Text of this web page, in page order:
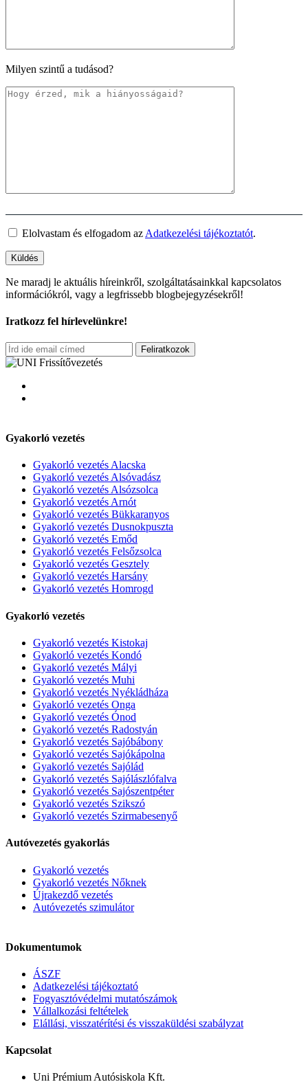
Milyen szintű a tudásod?
Elolvastam és elfogadom az Adatkezelési tájékoztatót.
Ne maradj le aktuális híreinkről, szolgáltatásainkkal kapcsolatos
információkról, vagy a legfrissebb blogbejegyzésekről!
Iratkozz fel hírlevelünkre!
Feliratkozok
Gyakorló vezetés
Gyakorló vezetés Alacska
Gyakorló vezetés Alsóvadász
Gyakorló vezetés Alsózsolca
Gyakorló vezetés Arnót
Gyakorló vezetés Bükkaranyos
Gyakorló vezetés Dusnokpuszta
Gyakorló vezetés Emőd
Gyakorló vezetés Felsőzsolca
Gyakorló vezetés Gesztely
Gyakorló vezetés Harsány
Gyakorló vezetés Homrogd
Gyakorló vezetés
Gyakorló vezetés Kistokaj
Gyakorló vezetés Kondó
Gyakorló vezetés Mályi
Gyakorló vezetés Muhi
Gyakorló vezetés Nyékládháza
Gyakorló vezetés Onga
Gyakorló vezetés Ónod
Gyakorló vezetés Radostyán
Gyakorló vezetés Sajóbábony
Gyakorló vezetés Sajókápolna
Gyakorló vezetés Sajólád
Gyakorló vezetés Sajólászlófalva
Gyakorló vezetés Sajószentpéter
Gyakorló vezetés Szikszó
Gyakorló vezetés Szirmabesenyő
Autóvezetés gyakorlás
Gyakorló vezetés
Gyakorló vezetés Nőknek
Újrakezdő vezetés
Autóvezetés szimulátor
Dokumentumok
ÁSZF
Adatkezelési tájékoztató
Fogyasztóvédelmi mutatószámok
Vállalkozási feltételek
Elállási, visszatérítési és visszaküldési szabályzat
Kapcsolat
Uni Prémium Autósiskola Kft.